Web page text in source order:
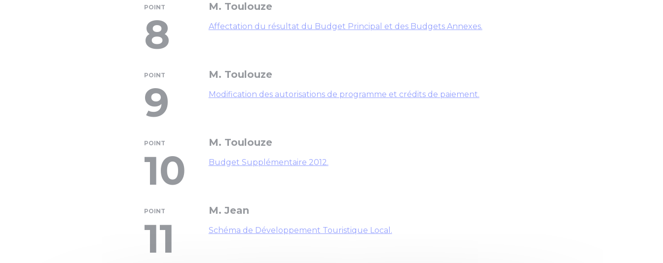
POINT
8
M. Toulouze
Affectation du résultat du Budget Principal et des Budgets Annexes.
POINT
9
M. Toulouze
Modification des autorisations de programme et crédits de paiement.
POINT
10
M. Toulouze
Budget Supplémentaire 2012.
POINT
11
M. Jean
Schéma de Développement Touristique Local.